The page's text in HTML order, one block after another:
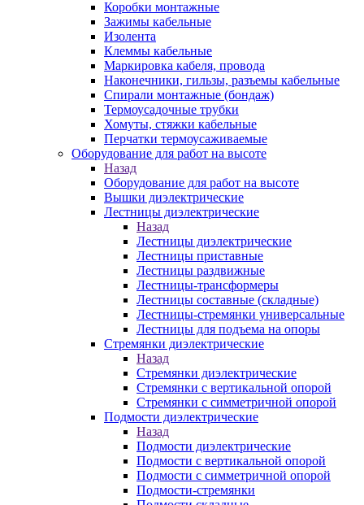
Коробки монтажные
Зажимы кабельные
Изолента
Клеммы кабельные
Маркировка кабеля, провода
Наконечники, гильзы, разъемы кабельные
Спирали монтажные (бондаж)
Термоусадочные трубки
Хомуты, стяжки кабельные
Перчатки термоусаживаемые
Оборудование для работ на высоте
Назад
Оборудование для работ на высоте
Вышки диэлектрические
Лестницы диэлектрические
Назад
Лестницы диэлектрические
Лестницы приставные
Лестницы раздвижные
Лестницы-трансформеры
Лестницы составные (складные)
Лестницы-стремянки универсальные
Лестницы для подъема на опоры
Стремянки диэлектрические
Назад
Стремянки диэлектрические
Стремянки с вертикальной опорой
Стремянки с симметричной опорой
Подмости диэлектрические
Назад
Подмости диэлектрические
Подмости с вертикальной опорой
Подмости с симметричной опорой
Подмости-стремянки